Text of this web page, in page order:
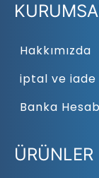
Hakkımızda
iptal ve iade
Banka
ÜRÜNLER